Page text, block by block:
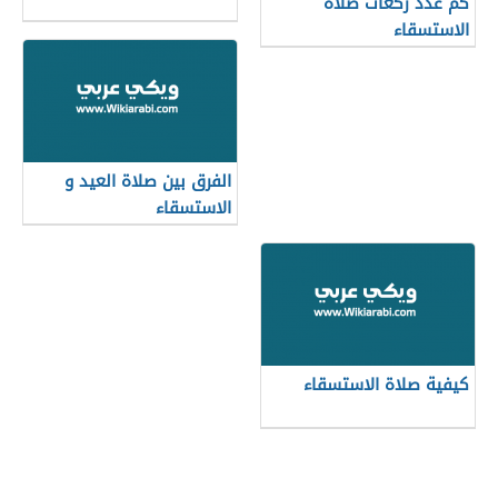
الاستسقاء
الفرق بين صلاة العيد و
الاستسقاء
كيفية صلاة الاستسقاء